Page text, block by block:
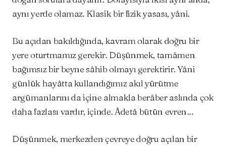
aynı yerde olamaz. Klasik bir fizik yasası, yâni.
Bu açıdan bakıldığında, kavram olarak doğru bir
yere oturtmamız gerekir. Düşünmek, tamâmen
bağımsız bir beyne sâhib olmayı gerektirir. Yâni
günlük hayâtta kullandığımız akıl yürütme
argümanlarını da içine almakla berâber aslında çok
daha fazlası vardır, içinde. Âdetâ bütün evren…
Düşünmek, merkezden çevreye doğru açılan bir